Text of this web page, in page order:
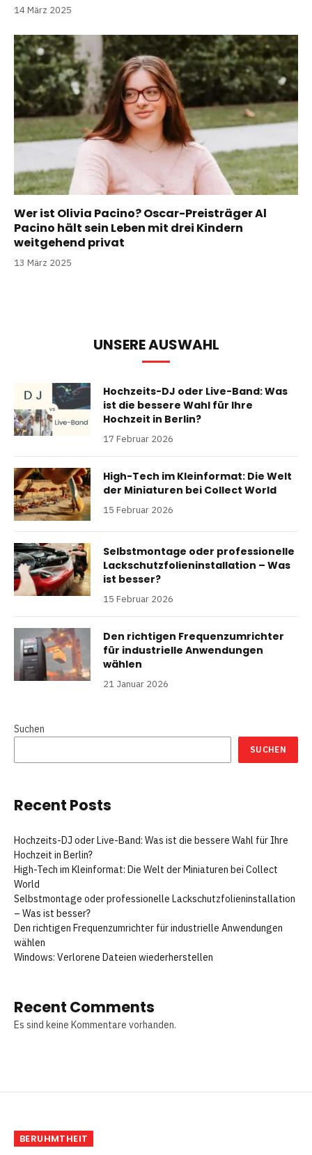
14 März 2025
Wer ist Olivia Pacino? Oscar-Preisträger Al
Pacino hält sein Leben mit drei Kindern
weitgehend privat
13 März 2025
UNSERE AUSWAHL
Hochzeits-DJ oder Live-Band: Was
ist die bessere Wahl für Ihre
Hochzeit in Berlin?
17 Februar 2026
High-Tech im Kleinformat: Die Welt
der Miniaturen bei Collect World
15 Februar 2026
Selbstmontage oder professionelle
Lackschutzfolieninstallation – Was
ist besser?
15 Februar 2026
Den richtigen Frequenzumrichter
für industrielle Anwendungen
wählen
21 Januar 2026
Suchen
SUCHEN
Recent Posts
Hochzeits-DJ oder Live-Band: Was ist die bessere Wahl für Ihre
Hochzeit in Berlin?
High-Tech im Kleinformat: Die Welt der Miniaturen bei Collect
World
Selbstmontage oder professionelle Lackschutzfolieninstallation
– Was ist besser?
Den richtigen Frequenzumrichter für industrielle Anwendungen
wählen
Windows: Verlorene Dateien wiederherstellen
Recent Comments
Es sind keine Kommentare vorhanden.
BERUHMTHEIT